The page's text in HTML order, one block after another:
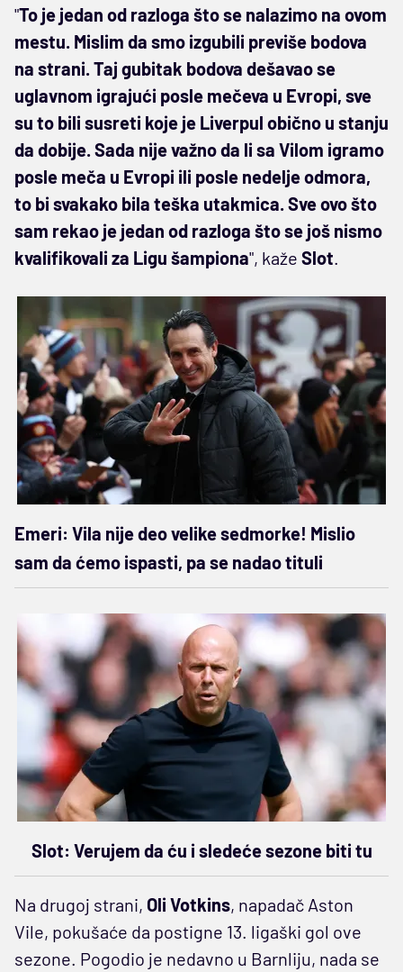
"To je jedan od razloga što se nalazimo na ovom
mestu. Mislim da smo izgubili previše bodova
na strani. Taj gubitak bodova dešavao se
uglavnom igrajući posle mečeva u Evropi, sve
su to bili susreti koje je Liverpul obično u stanju
da dobije. Sada nije važno da li sa Vilom igramo
posle meča u Evropi ili posle nedelje odmora,
to bi svakako bila teška utakmica. Sve ovo što
sam rekao je jedan od razloga što se još nismo
kvalifikovali za Ligu šampiona", kaže Slot.
Emeri: Vila nije deo velike sedmorke! Mislio
sam da ćemo ispasti, pa se nadao tituli
Slot: Verujem da ću i sledeće sezone biti tu
Na drugoj strani, Oli Votkins, napadač Aston
Vile, pokušaće da postigne 13. ligaški gol ove
sezone. Pogodio je nedavno u Barnliju, nada se